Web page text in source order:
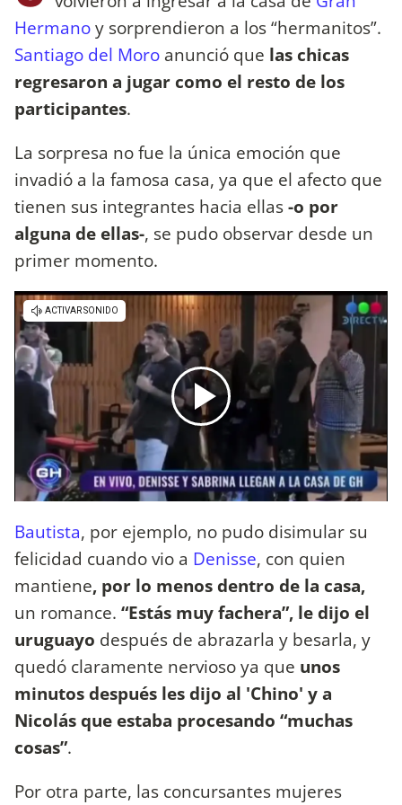
Hermanoy sorprendieron a los “hermanitos”.
Santiago del Moro anunció que las chicas
regresaron a jugar como el resto de los
participantes.
La sorpresa no fue la única emoción que
invadió a la famosa casa, ya que el afecto que
tienen sus integrantes hacia ellas-o por
alguna de ellas-, se pudo observar desde un
primer momento.
Bautista, por ejemplo, no pudo disimular su
felicidad cuando vio a Denisse, con quien
mantiene, por lo menos dentro de la casa,
un romance. “Estás muy fachera”, le dijo el
uruguayo después de abrazarla y besarla, y
quedó claramente nervioso ya que unos
minutos después les dijo al 'Chino' y a
Nicolás que estaba procesando “muchas
cosas”.
Por otra parte, las concursantes mujeres